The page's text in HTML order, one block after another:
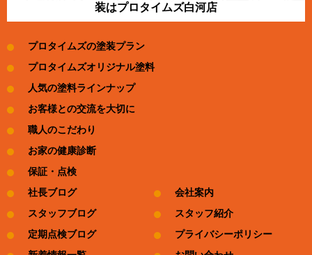
装はプロタイムズ白河店
プロタイムズの塗装プラン
プロタイムズオリジナル塗料
人気の塗料ラインナップ
お客様との交流を大切に
職人のこだわり
お家の健康診断
保証・点検
社長ブログ
スタッフブログ
定期点検ブログ
会社案内
スタッフ紹介
プライバシーポリシー